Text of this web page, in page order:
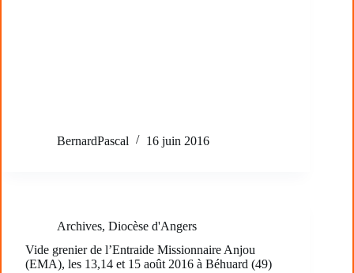
BernardPascal 16 juin 2016
Archives, Diocèse d'Angers
Vide grenier de l’Entraide Missionnaire Anjou
(EMA), les 13,14 et 15 août 2016 à Béhuard (49)